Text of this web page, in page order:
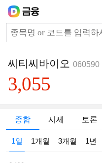
씨티씨바이오 060590
3,055
종합 시세 토론
1일 1개월 3개월 1년